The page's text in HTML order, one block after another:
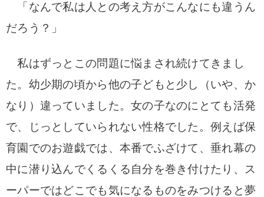
「なんで私は人との考え方がこんなにも違うん
だろう？」
私はずっとこの問題に悩まされ続けてきまし
た。幼少期の頃から他の子どもと少し（いや、か
なり）違っていました。女の子なのにとても活発
で、じっとしていられない性格でした。例えば保
育園でのお遊戯では、本番でふざけて、垂れ幕の
中に潜り込んでくるくる自分を巻き付けたり、ス
ーパーではどこでも気になるものをみつけると夢